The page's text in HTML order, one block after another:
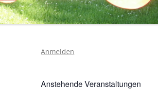
Anmelden
Anstehende Veranstaltungen